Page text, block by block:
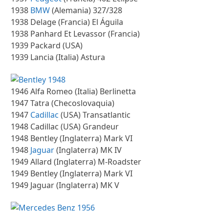
1938 BMW(Alemania) 327/328
1938 Delage (Francia) El Águila
1938 Panhard Et Levassor (Francia)
1939 Packard (USA)
1939 Lancia (Italia) Astura
1946 Alfa Romeo (Italia) Berlinetta
1947 Tatra (Checoslovaquia)
1947 Cadillac (USA) Transatlantic
1948 Cadillac (USA) Grandeur
1948 Bentley (Inglaterra) Mark VI
1948 Jaguar(Inglaterra) MK IV
1949 Allard (Inglaterra) M-Roadster
1949 Bentley (Inglaterra) Mark VI
1949 Jaguar (Inglaterra) MK V